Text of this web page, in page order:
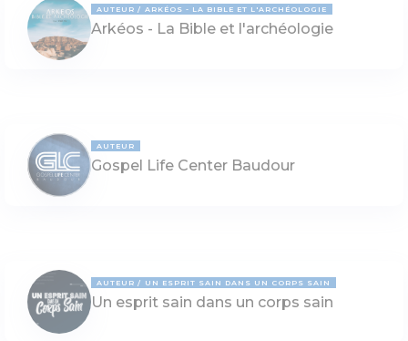
AUTEUR ARKÉOS - LA BIBLE ET L'ARCHÉOLOGIE
Arkéos - La Bible et l'archéologie
AUTEUR
Gospel Life Center Baudour
AUTEUR UN ESPRIT SAIN DANS UN CORPS SAIN
Un esprit sain dans un corps sain